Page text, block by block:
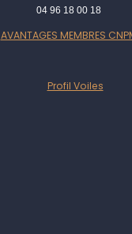
04 96 18 00 18
AVANTAGES MEMBRES